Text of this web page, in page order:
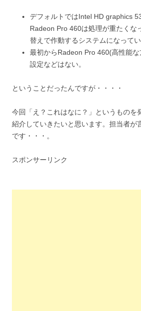
デフォルトではIntel HD graphics
Radeon Pro 460は処理が重たくな
替えで作動するシステムになってい
最初からRadeon Pro 460(高性能
設定などはない。
ということだったんですが・・・・
今回「え？これはなに？」というものを
紹介していきたいと思います。担当者が
です・・・。
スポンサーリンク